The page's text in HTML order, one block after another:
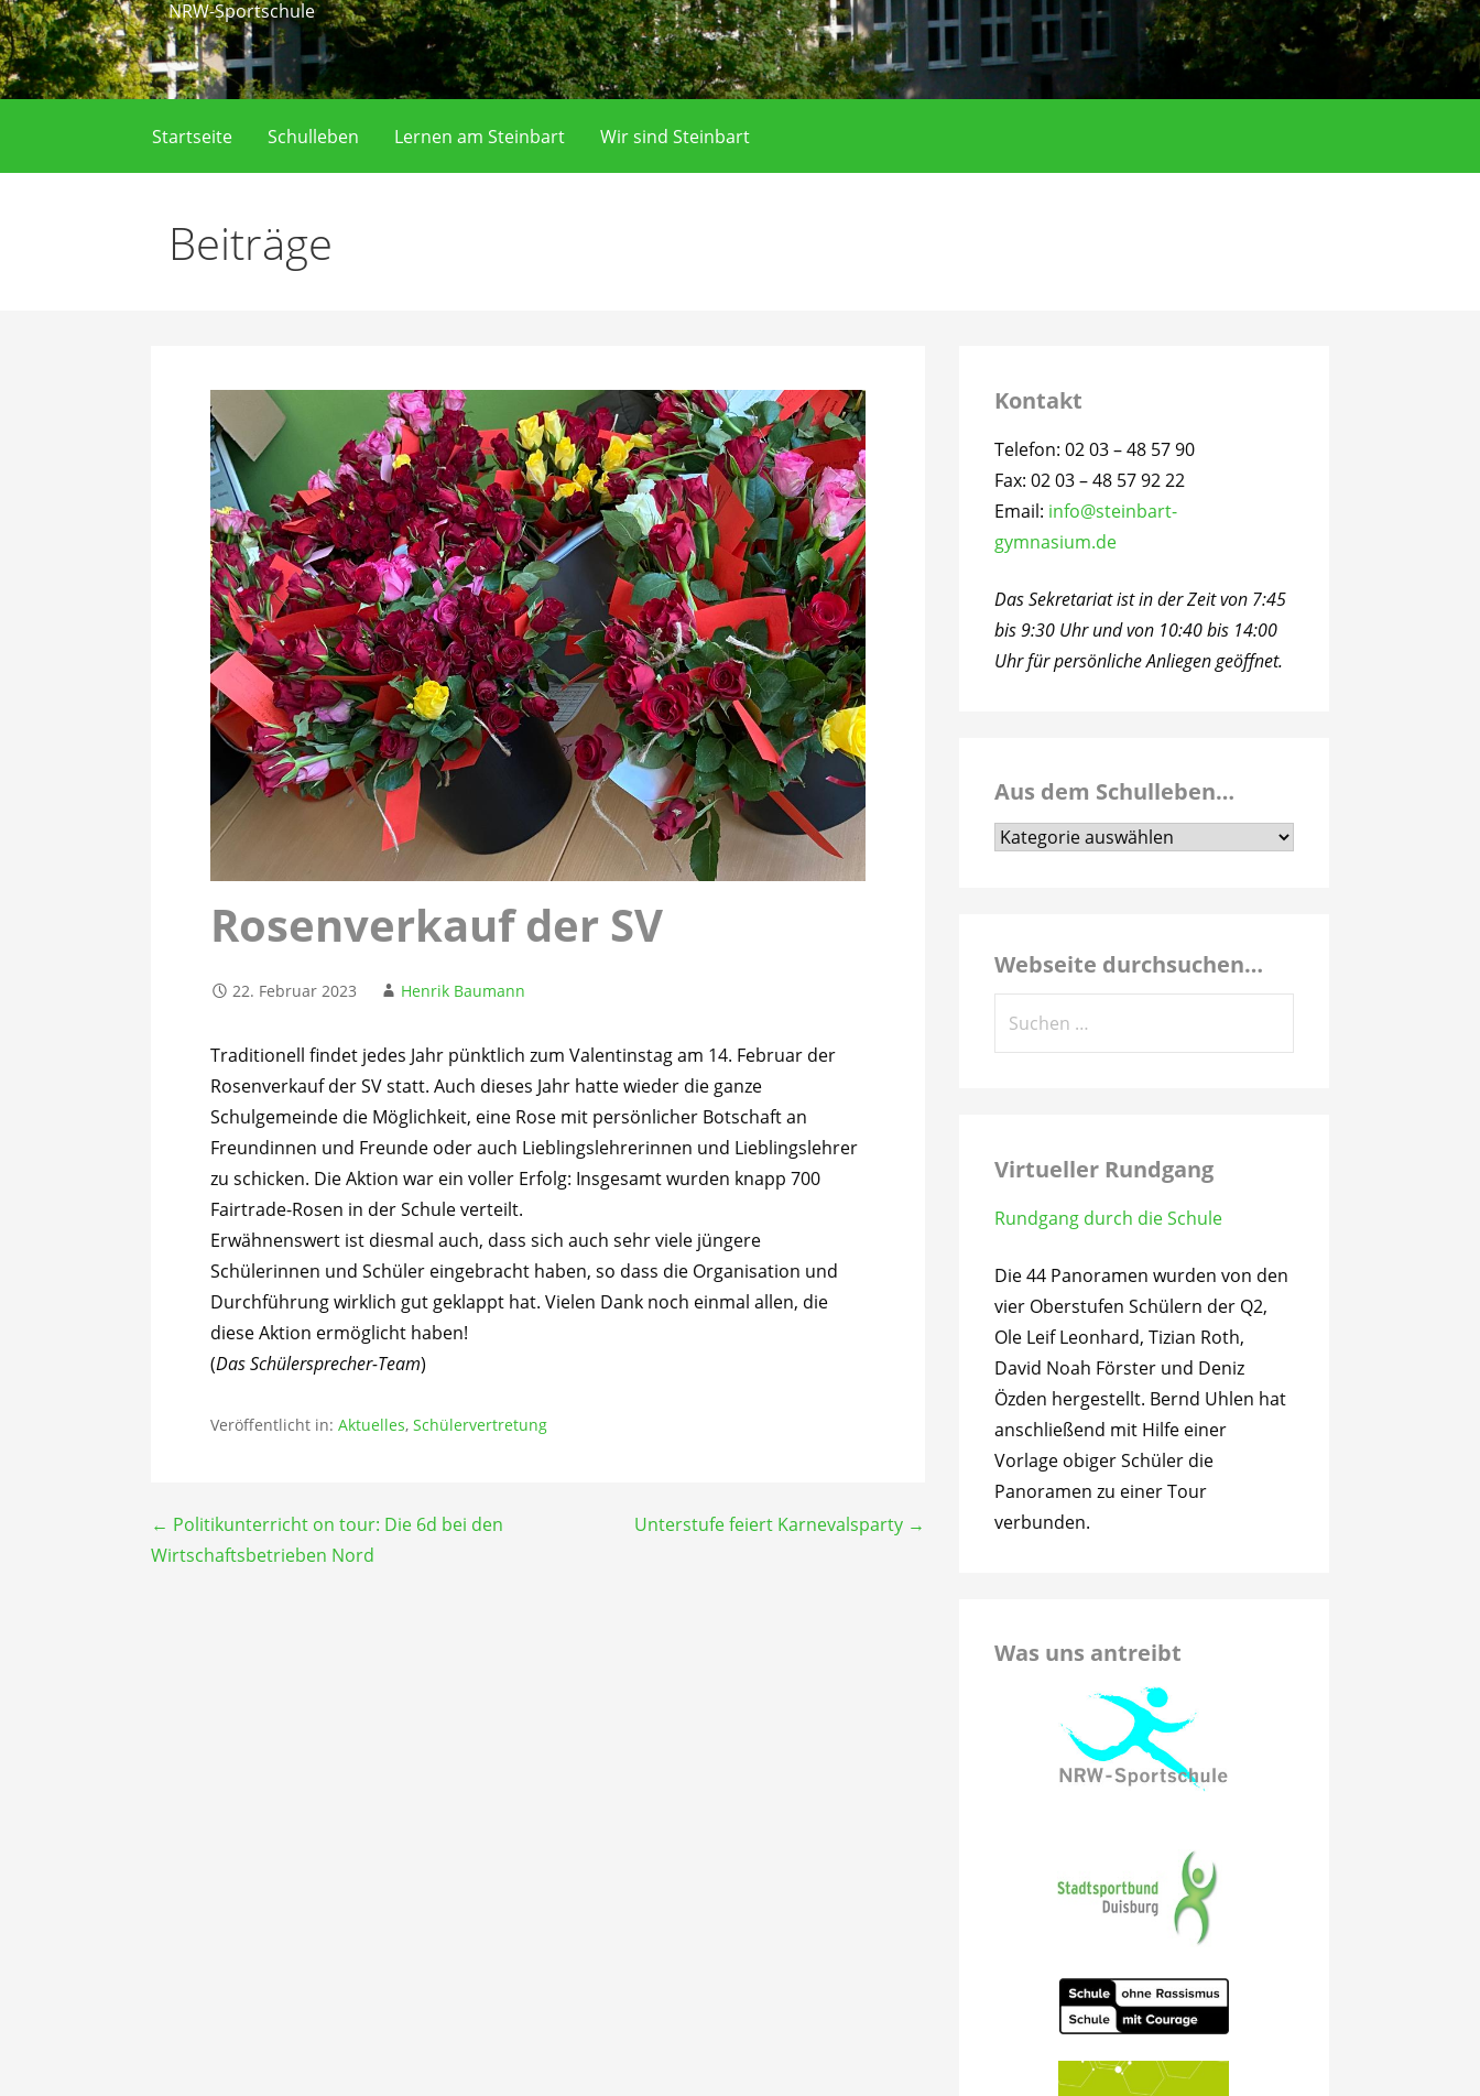
NRW-Sportschule
Startseite Schulleben Lernen am Steinbart Wir sind Steinbart
Beiträge
Rosenverkauf der SV
22. Februar 2023 Henrik Baumann
Traditionell findet jedes Jahr pünktlich zum Valentinstag am 14. Februar der
Rosenverkauf der SV statt. Auch dieses Jahr hatte wieder die ganze
Schulgemeinde die Möglichkeit, eine Rose mit persönlicher Botschaft an
Freundinnen und Freunde oder auch Lieblingslehrerinnen und Lieblingslehrer
zu schicken. Die Aktion war ein voller Erfolg: Insgesamt wurden knapp 700
Fairtrade-Rosen in der Schule verteilt.
Erwähnenswert ist diesmal auch, dass sich auch sehr viele jüngere
Schülerinnen und Schüler eingebracht haben, so dass die Organisation und
Durchführung wirklich gut geklappt hat. Vielen Dank noch einmal allen, die
diese Aktion ermöglicht haben!
(Das Schülersprecher-Team)
Veröffentlicht in:Aktuelles,Schülervertretung
Beitragsnavigation
← Politikunterricht on tour: Die 6d bei den
Wirtschaftsbetrieben Nord
Unterstufe feiert Karnevalsparty →
Kontakt
Telefon: 02 03 – 48 57 90
Fax: 02 03 – 48 57 92 22
Email: info@steinbart-
gymnasium.de
Das Sekretariat ist in der Zeit von 7:45
bis 9:30 Uhr und von 10:40 bis 14:00
Uhr für persönliche Anliegen geöffnet.
Aus dem Schulleben…
Aus
Webseite durchsuchen…
Virtueller Rundgang
Rundgang durch die Schule
Die 44 Panoramen wurden von den
vier Oberstufen Schülern der Q2,
Ole Leif Leonhard, Tizian Roth,
David Noah Förster und Deniz
Özden hergestellt. Bernd Uhlen hat
anschließend mit Hilfe einer
Vorlage obiger Schüler die
Panoramen zu einer Tour
verbunden.
Was uns antreibt